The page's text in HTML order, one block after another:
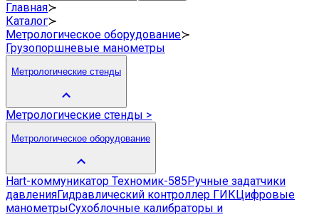
Главная≻
Каталог≻
Метрологическое оборудование≻
Грузопоршневые манометры
Метрологические стенды
Метрологические стенды >
Метрологическое оборудование
Hart-коммуникатор Техномик-585 Ручные задатчики
давленияГидравлический контроллер ГИКЦифровые
манометрыСухоблочные калибраторы и